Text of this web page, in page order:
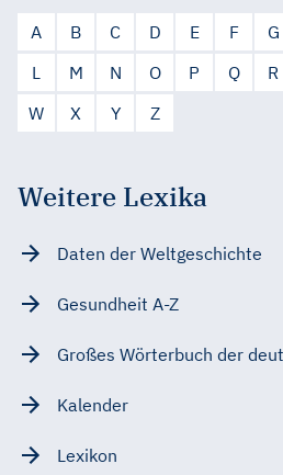
A B C D E F G
L
M N O P Q R
W
X Y Z
Weitere Lexika
Daten der Weltgeschichte
Gesundheit A-Z
Großes Wörterbuch der
Kalender
Lexikon